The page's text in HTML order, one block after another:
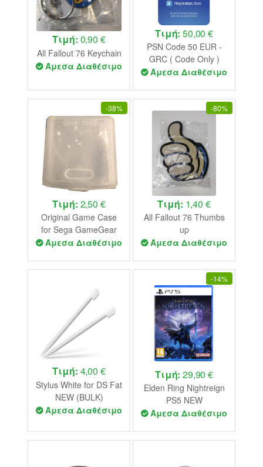
Τιμή: 0,90 €
All Fallout 76 Keychain
Άμεσα Διαθέσιμο
Τιμή:50,00 €
PSN Code 50 EUR -
GRC ( Code Only )
Άμεσα Διαθέσιμο
-38%
Τιμή: 2,50 €
Original Game Case
for Sega GameGear
Catridge USED
Άμεσα Διαθέσιμο
-80%
Τιμή: 1,40 €
All Fallout 76 Thumbs
up
Άμεσα Διαθέσιμο
Τιμή: 4,00 €
Stylus White for DS Fat
NEW (BULK)
Άμεσα Διαθέσιμο
-14%
Τιμή:29,90 €
Elden Ring Nightreign
PS5 NEW
Άμεσα Διαθέσιμο